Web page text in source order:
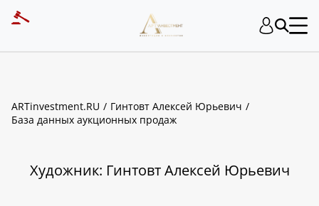
ARTinvestment.RU
Гинтовт Алексей Юрьевич
База данных аукционных продаж
Художник: Гинтовт Алексей Юрьевич